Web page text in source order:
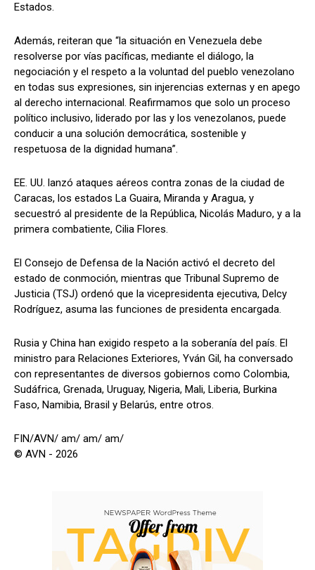
Estados.
Además, reiteran que “la situación en Venezuela debe
resolverse por vías pacíficas, mediante el diálogo, la
negociación y el respeto a la voluntad del pueblo venezolano
en todas sus expresiones, sin injerencias externas y en apego
al derecho internacional. Reafirmamos que solo un proceso
político inclusivo, liderado por las y los venezolanos, puede
conducir a una solución democrática, sostenible y
respetuosa de la dignidad humana”.
EE. UU. lanzó ataques aéreos contra zonas de la ciudad de
Caracas, los estados La Guaira, Miranda y Aragua, y
secuestró al presidente de la República, Nicolás Maduro, y a la
primera combatiente, Cilia Flores.
El Consejo de Defensa de la Nación activó el decreto del
estado de conmoción, mientras que Tribunal Supremo de
Justicia (TSJ) ordenó que la vicepresidenta ejecutiva, Delcy
Rodríguez, asuma las funciones de presidenta encargada.
Rusia y China han exigido respeto a la soberanía del país. El
ministro para Relaciones Exteriores, Yván Gil, ha conversado
con representantes de diversos gobiernos como Colombia,
Sudáfrica, Grenada, Uruguay, Nigeria, Mali, Liberia, Burkina
Faso, Namibia, Brasil y Belarús, entre otros.
FIN/AVN/ am/ am/ am/
© AVN - 2026